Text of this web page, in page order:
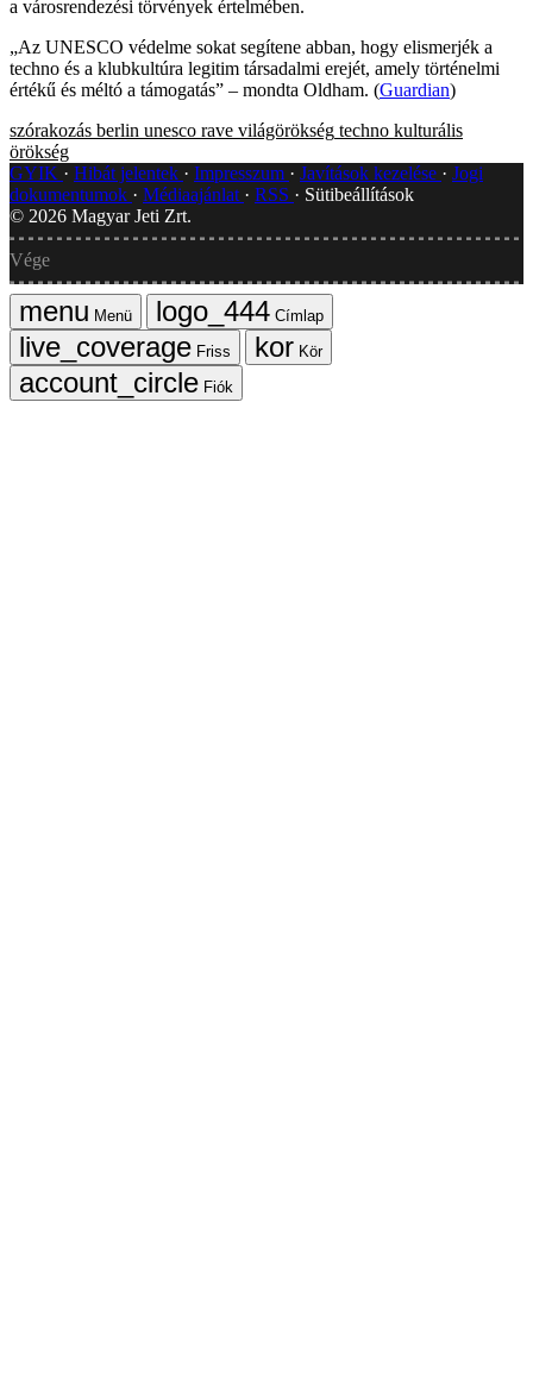
a városrendezési törvények értelmében.
„Az UNESCO védelme sokat segítene abban, hogy elismerjék a
techno és a klubkultúra legitim társadalmi erejét, amely történelmi
értékű és méltó a támogatás” – mondta Oldham. (Guardian)
szórakozás berlin unesco rave világörökség techno kulturális
örökség
GYIK
Hibát jelentek Impresszum Javítások kezelése
Jogi
dokumentumok
Médiaajánlat RSS
Sütibeállítások
© 2026 Magyar Jeti Zrt.
Vége
Menü
Címlap
Friss
Kör
Fiók